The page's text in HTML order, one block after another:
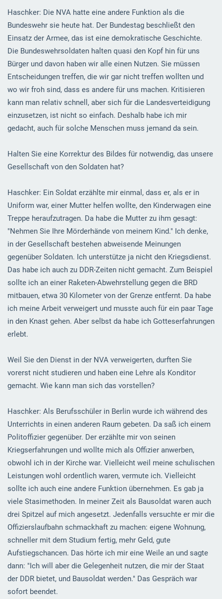
Haschker: Die NVA hatte eine andere Funktion als die
Bundeswehr sie heute hat. Der Bundestag beschließt den
Einsatz der Armee, das ist eine demokratische Geschichte.
Die Bundeswehrsoldaten halten quasi den Kopf hin für uns
Bürger und davon haben wir alle einen Nutzen. Sie müssen
Entscheidungen treffen, die wir gar nicht treffen wollten und
wo wir froh sind, dass es andere für uns machen. Kritisieren
kann man relativ schnell, aber sich für die Landesverteidigung
einzusetzen, ist nicht so einfach. Deshalb habe ich mir
gedacht, auch für solche Menschen muss jemand da sein.
Halten Sie eine Korrektur des Bildes für notwendig, das unsere
Gesellschaft von den Soldaten hat?
Haschker: Ein Soldat erzählte mir einmal, dass er, als er in
Uniform war, einer Mutter helfen wollte, den Kinderwagen eine
Treppe heraufzutragen. Da habe die Mutter zu ihm gesagt:
"Nehmen Sie Ihre Mörderhände von meinem Kind." Ich denke,
in der Gesellschaft bestehen abweisende Meinungen
gegenüber Soldaten. Ich unterstütze ja nicht den Kriegsdienst.
Das habe ich auch zu DDR-Zeiten nicht gemacht. Zum Beispiel
sollte ich an einer Raketen-Abwehrstellung gegen die BRD
mitbauen, etwa 30 Kilometer von der Grenze entfernt. Da habe
ich meine Arbeit verweigert und musste auch für ein paar Tage
in den Knast gehen. Aber selbst da habe ich Gotteserfahrungen
erlebt.
Weil Sie den Dienst in der NVA verweigerten, durften Sie
vorerst nicht studieren und haben eine Lehre als Konditor
gemacht. Wie kann man sich das vorstellen?
Haschker: Als Berufsschüler in Berlin wurde ich während des
Unterrichts in einen anderen Raum gebeten. Da saß ich einem
Politoffizier gegenüber. Der erzählte mir von seinen
Kriegserfahrungen und wollte mich als Offizier anwerben,
obwohl ich in der Kirche war. Vielleicht weil meine schulischen
Leistungen wohl ordentlich waren, vermute ich. Vielleicht
sollte ich auch eine andere Funktion übernehmen. Es gab ja
viele Stasimethoden. In meiner Zeit als Bausoldat waren auch
drei Spitzel auf mich angesetzt. Jedenfalls versuchte er mir die
Offizierslaufbahn schmackhaft zu machen: eigene Wohnung,
schneller mit dem Studium fertig, mehr Geld, gute
Aufstiegschancen. Das hörte ich mir eine Weile an und sagte
dann: "Ich will aber die Gelegenheit nutzen, die mir der Staat
der DDR bietet, und Bausoldat werden." Das Gespräch war
sofort beendet.